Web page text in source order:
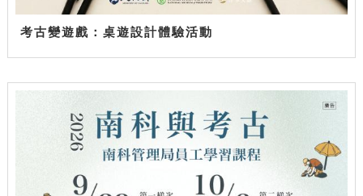
考古變遊戲：桌遊設計體驗活動